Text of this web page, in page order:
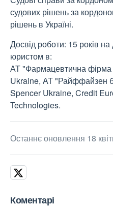
судових рішень за
рішень в Україні.
Досвід роботи: 15 років
юристом в:
АТ "Фармацевтична
Ukraine, АТ "Райффайзен
Spencer Ukraine, Credit
Technologies.
Останнє оновлення 18
Коментарі